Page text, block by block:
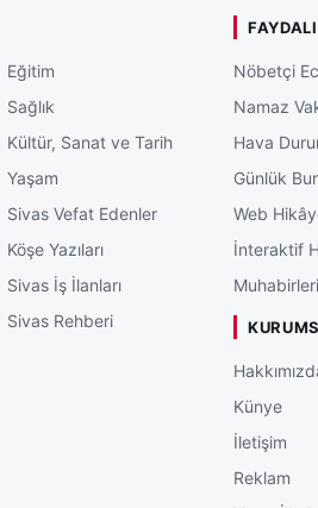
Eğitim
Sağlık
Kültür, Sanat ve Tarih
Yaşam
Sivas Vefat Edenler
Köşe Yazıları
Sivas İş İlanları
Sivas Rehberi
FAYDALI
Nöbetçi
Namaz
Hava
Günlük
Web
İnteraktif
Künye
İletişim
Reklam